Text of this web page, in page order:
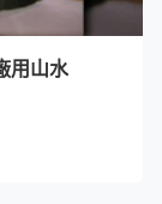
用山水